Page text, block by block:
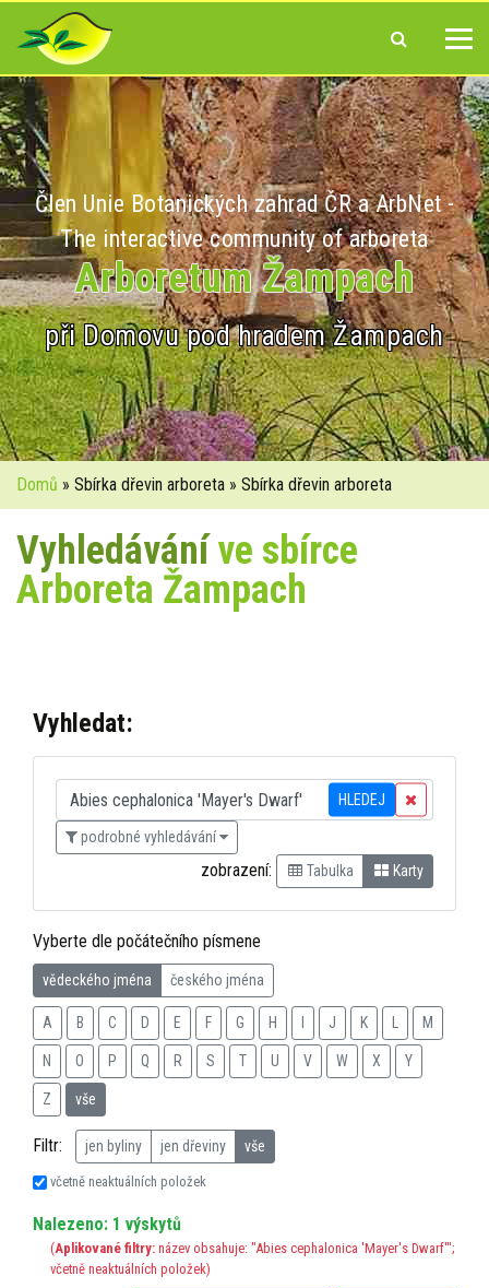
Člen Unie Botanických zahrad ČR a ArbNet -
The interactive community of arboreta
Arboretum Žampach
při Domovu pod hradem Žampach
Domů » Sbírka dřevin arboreta » Sbírka dřevin arboreta
Vyhledáváníve sbírce
Arboreta Žampach
Vyhledat:
HLEDEJ
podrobné vyhledávání
zobrazení: Tabulka Karty
Vyberte dle počátečního písmene
vědeckého jména českého jména
A B C D E F G H J K M
N O P Q R S T U V W X Y
Z vše
Filtr: jen byliny jen dřeviny vše
včetně neaktuálních položek
Nalezeno: 1 výskytů
(Aplikované filtry: název obsahuje: "Abies cephalonica 'Mayer's Dwarf'";
včetně neaktuálních položek)